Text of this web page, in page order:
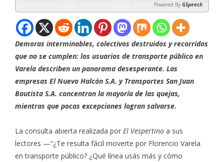
Powered By GSpeech
Demoras interminables, colectivos destruidos y recorridos
que no se cumplen: los usuarios de transporte público en
Varela describen un panorama desesperante. Las
empresas El Nuevo Halcón S.A. y Transportes San Juan
Bautista S.A. concentran la mayoría de las quejas,
mientras que pocas excepciones logran salvarse.
La consulta abierta realizada por El Vespertino a sus
lectores —“¿Te resulta fácil moverte por Florencio Varela
en transporte público? ¿Qué línea usás más y cómo